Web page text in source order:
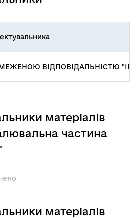
ВІДПОВІДАЛЬНІСТЮ
матеріалів
частина
матеріалів